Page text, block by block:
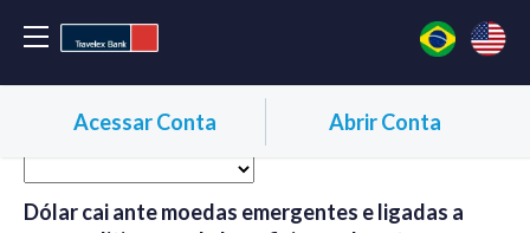
Acessar Conta Abrir Conta
Dólar cai ante moedas emergentes e ligadas a